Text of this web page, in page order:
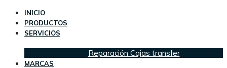
INICIO
PRODUCTOS
SERVICIOS
Reparación Cajas transfer
MARCAS